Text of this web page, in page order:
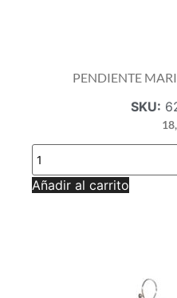
PENDIENTE
SKU:
PENDIENTE
MARIPOSA
ABALÓN
AG
Añadir al carrito